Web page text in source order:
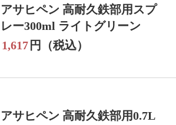
アサヒペン 高耐久鉄部用スプ
レー300ml ライトグリーン
1,617 円（税込）
アサヒペン 高耐久鉄部用0.7L